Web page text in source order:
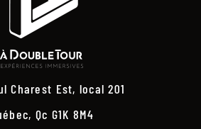
Charest Est, local 201
Qc G1K 8M4